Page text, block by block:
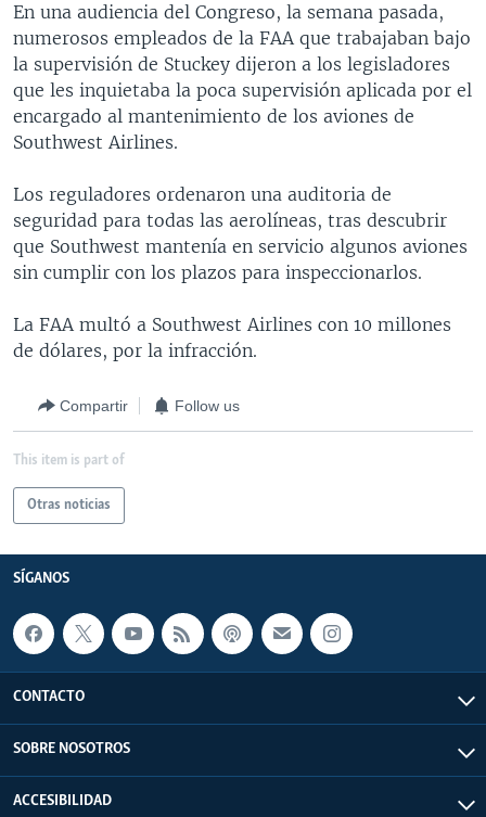
CIENCIA Y SALUD
VISIÓN 360
LAS CLAVES
PANORAMA
AUDIONOTICIAS
BUENOS DÍAS AMÉRICA
ESTADOS UNIDOS AL DÍA
EL MUNDO AL DÍA [RADIO]
DEPORTIVO INTERNACIONAL
NOTA ECONÓMICA
DOCUMENTALES DE LA VOA
Learning English
SÍGANOS
Idiomas
En una audiencia del Congreso, la semana pasada,
numerosos empleados de la FAA que trabajaban bajo
la supervisión de Stuckey dijeron a los legisladores
que les inquietaba la poca supervisión aplicada por el
encargado al mantenimiento de los aviones de
Southwest Airlines.
Los reguladores ordenaron una auditoria de
seguridad para todas las aerolíneas, tras descubrir
que Southwest mantenía en servicio algunos aviones
sin cumplir con los plazos para inspeccionarlos.
La FAA multó a Southwest Airlines con 10 millones
de dólares, por la infracción.
Compartir Follow us
This item is part of
Otras noticias
SÍGANOS
CONTACTO
SOBRE NOSOTROS
ACCESIBILIDAD